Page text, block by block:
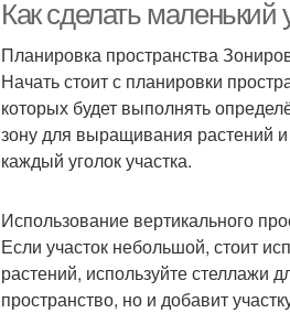
Как сделать
Планировка пространства
Начать стоит с планировки
которых будет выполнять
зону для выращивания растений
каждый уголок участка.
Использование вертикального
Если участок небольшой, стоит
растений, используйте стеллажи
пространство, но и добавит